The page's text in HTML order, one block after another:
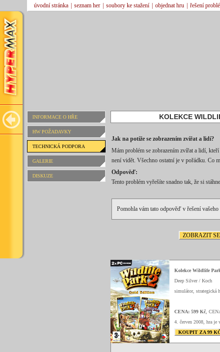
úvodní stránka seznam her soubory ke stažení objednat hru řešení
INFORMACE O HŘE
HW POŽADAVKY
TECHNICKÁ PODPORA
GALERIE
DISKUZE
KOLEKCE
Jak na potíže se zobrazením zvířat a lidí?
Mám problém se zobrazením zvířat a lidí,
není vidět. Všechno ostatní je v pořádku. Co
Odpověď:
Tento problém vyřešíte snadno tak, že si
Pomohla vám tato odpověď v řešení vašeho
ZOBRAZIT
Kolekce Wildlife
Deep Silver / Koch
simulátor, strategická
CENA: 599 Kč ,
4. červen 2008, hra je
KOUPIT ZA 99